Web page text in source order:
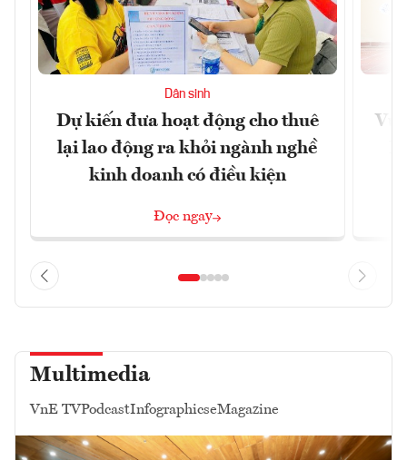
Dân sinh
Dự kiến đưa hoạt động cho thuê
lại lao động ra khỏi ngành nghề
kinh doanh có điều kiện
Đọc ngay
Multimedia
VnE TVPodcastInfographicseMagazine